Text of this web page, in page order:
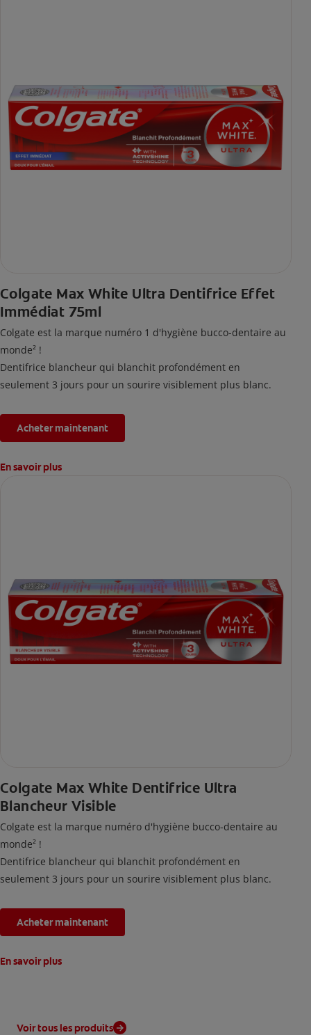
Colgate Max White Ultra Dentifrice Effet
Immédiat 75ml
Colgate est la marque numéro 1 d'hygiène bucco-dentaire au
monde² !
Dentifrice blancheur qui blanchit profondément en
seulement 3 jours pour un sourire visiblement plus blanc.
Acheter maintenant
En savoir plus
Colgate Max White Dentifrice Ultra
Blancheur Visible
Colgate est la marque numéro d'hygiène bucco-dentaire au
monde² !
Dentifrice blancheur qui blanchit profondément en
seulement 3 jours pour un sourire visiblement plus blanc.
Acheter maintenant
En savoir plus
Voir tous les produits